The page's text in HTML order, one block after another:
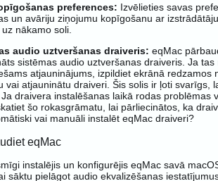
preferences: Izvēlieties savas
un avāriju ziņojumu kopīgošanu ar
nākamo soli.
audio uztveršanas draiveris: eqMac
sistēmas audio uztveršanas draiveris. Ja tas
atjauninājums, izpildiet ekrānā redzamos
vai atjauninātu draiveri. Šis solis ir ļoti svarīgs,
draivera instalēšanas laikā rodas problēmas
šo rokasgrāmatu, lai pārliecinātos, ka
vai manuāli instalēt eqMac draiveri?
eqMac
instalējis un konfigurējis eqMac savā
sāktu pielāgot audio ekvalizēšanas